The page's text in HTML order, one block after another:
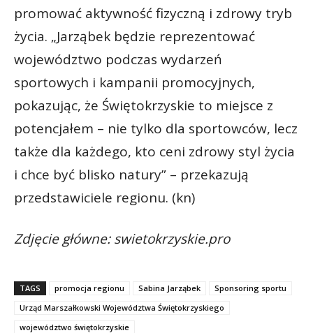
promować aktywność fizyczną i zdrowy tryb
życia. „Jarząbek będzie reprezentować
województwo podczas wydarzeń
sportowych i kampanii promocyjnych,
pokazując, że Świętokrzyskie to miejsce z
potencjałem – nie tylko dla sportowców, lecz
także dla każdego, kto ceni zdrowy styl życia
i chce być blisko natury” – przekazują
przedstawiciele regionu. (kn)
Zdjęcie główne: swietokrzyskie.pro
TAGS promocja regionu Sabina Jarząbek
Sponsoring sportu
Urząd Marszałkowski Województwa Świętokrzyskiego
województwo świętokrzyskie